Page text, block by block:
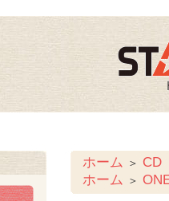
ホーム ＞ CD
ホーム ＞